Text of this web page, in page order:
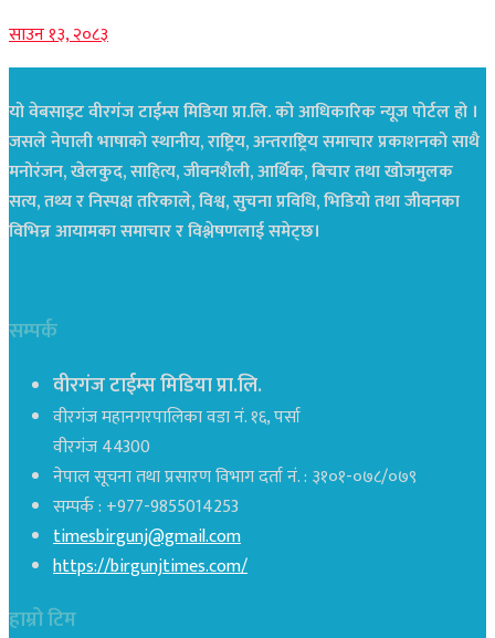
साउन १३, २०८३
यो वेबसाइट वीरगंज टाईम्स मिडिया प्रा.लि. को आधिकारिक न्यूज पोर्टल हो ।
जसले नेपाली भाषाको स्थानीय, राष्ट्रिय, अन्तराष्ट्रिय समाचार प्रकाशनको साथै
मनोरंजन, खेलकुद, साहित्य, जीवनशैली, आर्थिक, बिचार तथा खोजमुलक
सत्य, तथ्य र निस्पक्ष तरिकाले, विश्व, सुचना प्रविधि, भिडियो तथा जीवनका
विभिन्न आयामका समाचार र विश्लेषणलाई समेट्छ।
सम्पर्क
वीरगंज टाईम्स मिडिया प्रा.लि.
वीरगंज महानगरपालिका वडा नं. १६, पर्सा
वीरगंज 44300
नेपाल सूचना तथा प्रसारण विभाग दर्ता नं. : ३१०१-०७८/०७९
सम्पर्क : +977-9855014253
timesbirgunj@gmail.com
https://birgunjtimes.com/
हाम्रो टिम